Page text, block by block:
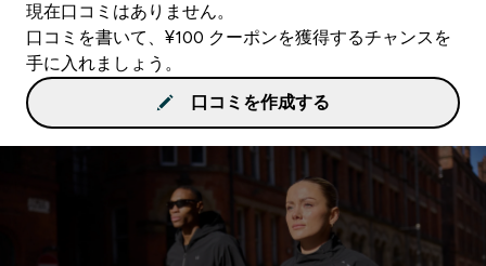
現在口コミはありません。
口コミを書いて、¥100 クーポンを獲得するチャンスを
手に入れましょう。
口コミを作成する